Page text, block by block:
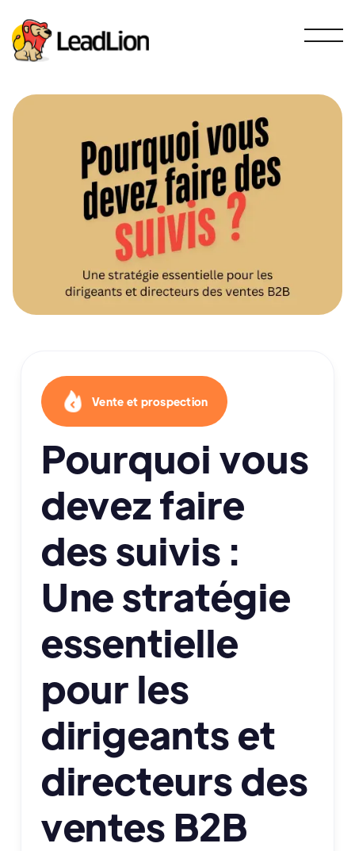
Vente et prospection
Pourquoi vous
devez faire
des suivis :
Une stratégie
essentielle
pour les
dirigeants et
directeurs des
ventes B2B